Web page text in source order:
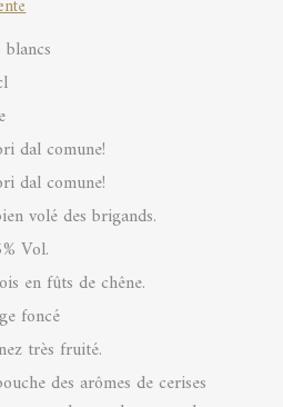
dal comune!
dal comune!
volé des brigands.
Vol.
en fûts de chêne.
foncé
très fruité.
des arômes de cerises